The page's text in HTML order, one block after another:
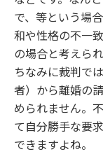
で、等という場
和や性格の不一
の場合と考えられ
ちなみに裁判で
者）から離婚の
められません。
て自分勝手な要
できますよね。